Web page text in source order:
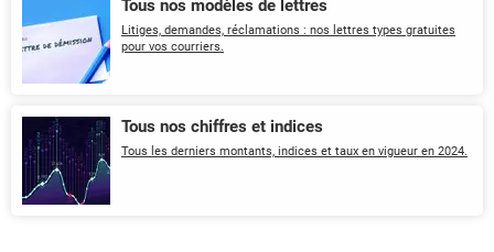
Tous nos modèles de lettres
Litiges, demandes, réclamations : nos lettres types gratuites
pour vos courriers.
Tous nos chiffres et indices
Tous les derniers montants, indices et taux en vigueur en 2024.